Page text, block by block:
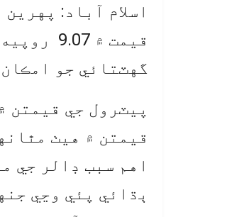
گهٽتائي جو
پيٽرول جي قيمتن
قيمتن ۾ هيٺ
اهم سبب ڊالر جي
ٻڌائي پئي وڃي